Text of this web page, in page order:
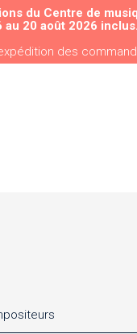
ALLER AU
du Centre de
au 20 août 2026
des